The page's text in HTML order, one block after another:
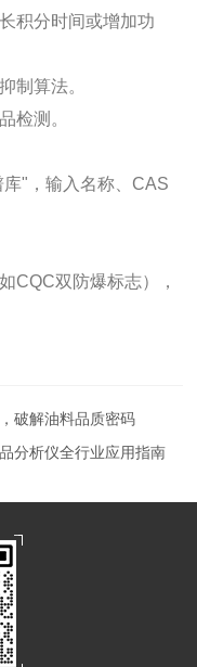
积分时间或增加功
制算法。
检测。
"，输入名称、CAS
CQC双防爆标志），
破解油料品质密码
分析仪全行业应用指南